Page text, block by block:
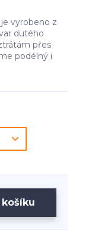
vyrobeno z
dutého
přes
podélný i